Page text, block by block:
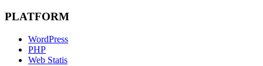
PLATFORM
WordPress
PHP
Web Statis